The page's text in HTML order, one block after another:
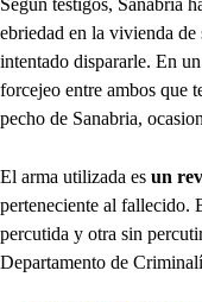
Según testigos, Sanabria
ebriedad en la vivienda de
intentado dispararle. En
forcejeo entre ambos que
pecho de Sanabria,
El arma utilizada es un
perteneciente al fallecido.
percutida y otra sin
Departamento de